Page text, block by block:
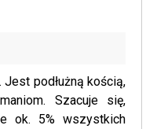
Jest podłużną kością,
Szacuje się,
ok. 5% wszystkich